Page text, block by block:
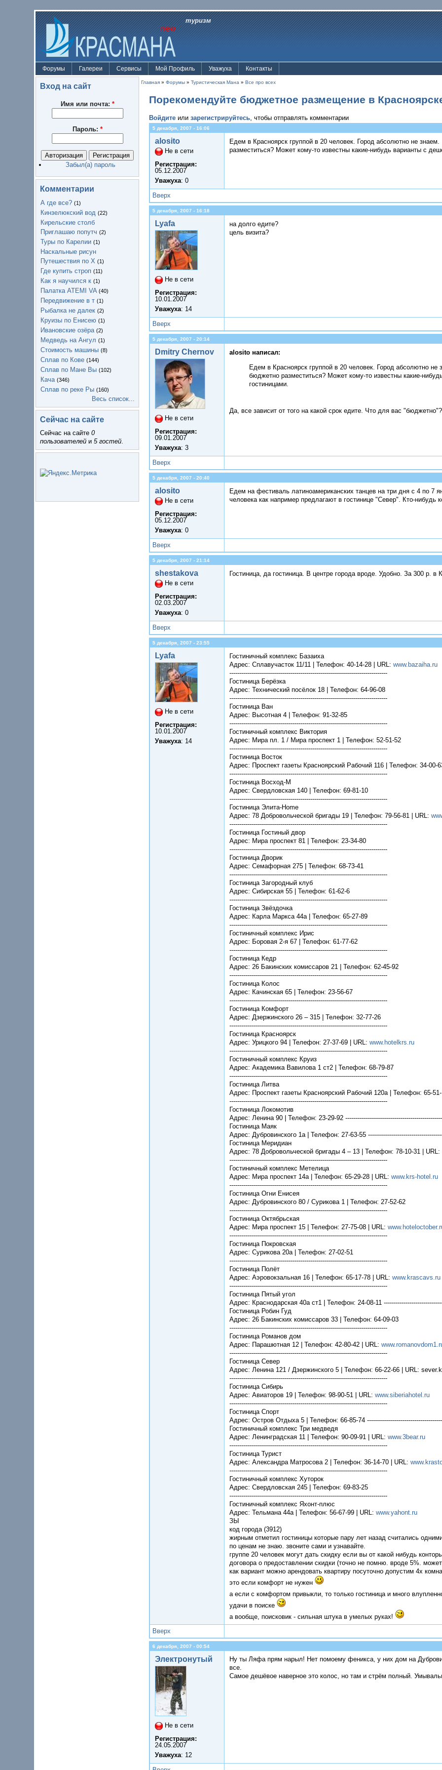
туризм
Форумы Галереи Сервисы Мой Профиль Уважуха Контакты
Вход на сайт
Имя или почта: *
Пароль: *
Забыл(а) пароль
Комментарии
А где все? (1)
Кинзелюкский вод (22)
Кирельские столб
Приглашаю попутч (2)
Туры по Карелии (1)
Наскальные рисун
Путешествия по Х (1)
Где купить строп (11)
Как я научился к (1)
Палатка ATEMI VA (40)
Передвижение в т (1)
Рыбалка не далек (2)
Круизы по Енисею (1)
Ивановские озёра (2)
Медведь на Ангул (1)
Стоимость машины (8)
Сплав по Кове (144)
Сплав по Мане Вы (102)
Кача (346)
Сплав по реке Ры (160)
Весь список...
Сейчас на сайте
Сейчас на сайте 0
пользователей и 5 гостей.
Главная » Форумы » Туристическая Мана » Все про всех
Порекомендуйте бюджетное размещение в
Войдите или зарегистрируйтесь, чтобы отправлять комментарии
5 декабря, 2007 - 16:06
alosito
Не в сети
Регистрация:
05.12.2007
Уважуха: 0
Едем в Красноярск группой в 20 человек. Город абсолютно не
разместиться? Может кому-то известны какие-нибудь варианты с
Вверх
5 декабря, 2007 - 16:18
Lyafa
Не в сети
Регистрация:
10.01.2007
Уважуха: 14
на долго едите?
цель визита?
Вверх
5 декабря, 2007 - 20:14
Dmitry Chernov
Не в сети
Регистрация:
09.01.2007
Уважуха: 3
alosito написал:
Едем в Красноярск группой в 20 человек. Город абсолютно
бюджетно разместиться? Может кому-то известны какие-
гостиницами.
Да, все зависит от того на какой срок едите. Что для вас "бюджетно"?
Вверх
5 декабря, 2007 - 20:40
alosito
Не в сети
Регистрация:
05.12.2007
Уважуха: 0
Едем на фестиваль латиноамериканских танцев на три дня с 4 по 7
человека как например предлагают в гостинице "Север". Кто-нибудь
Вверх
5 декабря, 2007 - 21:14
shestakova
Не в сети
Регистрация:
02.03.2007
Уважуха: 0
Гостиница, да гостиница. В центре города вроде. Удобно. За 300 р.
Вверх
5 декабря, 2007 - 23:55
Lyafa
Не в сети
Регистрация:
10.01.2007
Уважуха: 14
Гостиничный комплекс Базаиха
Адрес: Сплавучасток 11/11 | Телефон: 40-14-28 | URL: www.bazaiha.ru
--------------------------------------------------------------------------------
Гостиница Берёзка
Адрес: Технический посёлок 18 | Телефон: 64-96-08
--------------------------------------------------------------------------------
Гостиница Ван
Адрес: Высотная 4 | Телефон: 91-32-85
--------------------------------------------------------------------------------
Гостиничный комплекс Виктория
Адрес: Мира пл. 1 / Мира проспект 1 | Телефон: 52-51-52
--------------------------------------------------------------------------------
Гостиница Восток
Адрес: Проспект газеты Красноярский Рабочий 116 | Телефон: 34-00-
--------------------------------------------------------------------------------
Гостиница Восход-М
Адрес: Свердловская 140 | Телефон: 69-81-10
--------------------------------------------------------------------------------
Гостиница Элита-Home
Адрес: 78 Добровольческой бригады 19 | Телефон: 79-56-81 | URL:
--------------------------------------------------------------------------------
Гостиница Гостиный двор
Адрес: Мира проспект 81 | Телефон: 23-34-80
--------------------------------------------------------------------------------
Гостиница Дворик
Адрес: Семафорная 275 | Телефон: 68-73-41
--------------------------------------------------------------------------------
Гостиница Загородный клуб
Адрес: Сибирская 55 | Телефон: 61-62-6
--------------------------------------------------------------------------------
Гостиница Звёздочка
Адрес: Карла Маркса 44а | Телефон: 65-27-89
--------------------------------------------------------------------------------
Гостиничный комплекс Ирис
Адрес: Боровая 2-я 67 | Телефон: 61-77-62
--------------------------------------------------------------------------------
Гостиница Кедр
Адрес: 26 Бакинских комиссаров 21 | Телефон: 62-45-92
--------------------------------------------------------------------------------
Гостиница Колос
Адрес: Качинская 65 | Телефон: 23-56-67
--------------------------------------------------------------------------------
Гостиница Комфорт
Адрес: Дзержинского 26 – 315 | Телефон: 32-77-26
--------------------------------------------------------------------------------
Гостиница Красноярск
Адрес: Урицкого 94 | Телефон: 27-37-69 | URL: www.hotelkrs.ru
--------------------------------------------------------------------------------
Гостиничный комплекс Круиз
Адрес: Академика Вавилова 1 ст2 | Телефон: 68-79-87
--------------------------------------------------------------------------------
Гостиница Литва
Адрес: Проспект газеты Красноярский Рабочий 120а | Телефон: 65-51-
--------------------------------------------------------------------------------
Гостиница Локомотив
Адрес: Ленина 90 | Телефон: 23-29-92
Гостиница Маяк
Адрес: Дубровинского 1а | Телефон: 27-63-55
Гостиница Меридиан
Адрес: 78 Добровольческой бригады 4 – 13 | Телефон: 78-10-31 | URL:
--------------------------------------------------------------------------------
Гостиничный комплекс Метелица
Адрес: Мира проспект 14а | Телефон: 65-29-28 | URL: www.krs-hotel.ru
--------------------------------------------------------------------------------
Гостиница Огни Енисея
Адрес: Дубровинского 80 / Сурикова 1 | Телефон: 27-52-62
--------------------------------------------------------------------------------
Гостиница Октябрьская
Адрес: Мира проспект 15 | Телефон: 27-75-08 | URL:
--------------------------------------------------------------------------------
Гостиница Покровская
Адрес: Сурикова 20а | Телефон: 27-02-51
--------------------------------------------------------------------------------
Гостиница Полёт
Адрес: Аэровокзальная 16 | Телефон: 65-17-78 | URL: www.krascavs.ru
--------------------------------------------------------------------------------
Гостиница Пятый угол
Адрес: Краснодарская 40а ст1 | Телефон: 24-08-11
Гостиница Робин Гуд
Адрес: 26 Бакинских комиссаров 33 | Телефон: 64-09-03
--------------------------------------------------------------------------------
Гостиница Романов дом
Адрес: Парашютная 12 | Телефон: 42-80-42 | URL:
--------------------------------------------------------------------------------
Гостиница Север
Адрес: Ленина 121 / Дзержинского 5 | Телефон: 66-22-66 | URL:
--------------------------------------------------------------------------------
Гостиница Сибирь
Адрес: Авиаторов 19 | Телефон: 98-90-51 | URL: www.siberiahotel.ru
--------------------------------------------------------------------------------
Гостиница Cпорт
Адрес: Остров Отдыха 5 | Телефон: 66-85-74
Гостиничный комплекс Три медведя
Адрес: Ленинградская 11 | Телефон: 90-09-91 | URL: www.3bear.ru
--------------------------------------------------------------------------------
Гостиница Турист
Адрес: Александра Матросова 2 | Телефон: 36-14-70 | URL:
--------------------------------------------------------------------------------
Гостиничный комплекс Хуторок
Адрес: Свердловская 245 | Телефон: 69-83-25
--------------------------------------------------------------------------------
Гостиничный комплекс Яхонт-плюс
Адрес: Тельмана 44а | Телефон: 56-67-99 | URL: www.yahont.ru
ЗЫ
код города (3912)
жирным отметил гостиницы которые пару лет назад считались
по ценам не знаю. звоните сами и узнавайте.
группе 20 человек могут дать скидку если вы от какой нибудь
договора о предоставлении скидки (точно не помню. вроде 5%.
как вариант можно арендовать квартиру посуточно допустим 4х
это если комфорт не нужен
а если с комфортом привыкли, то только гостиница и много
удачи в поиске
а вообще, поисковик - сильная штука в умелых руках!
Вверх
6 декабря, 2007 - 00:54
Электронутый
Не в сети
Регистрация:
24.05.2007
Уважуха: 12
Ну ты Ляфа прям нарыл! Нет помоему феникса, у них дом на
все.
Самое дешёвое наверное это колос, но там и стрём полный.